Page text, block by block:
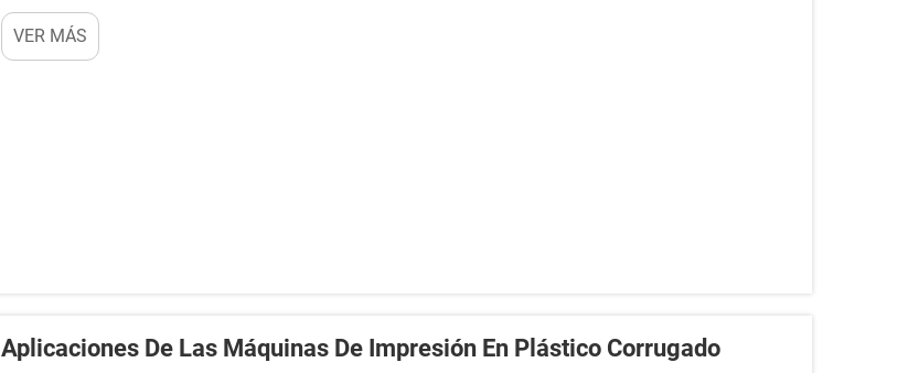
prendas. A partir de años de integración técnica y comentarios de clientes en PTSC, hemos
observado que la "b...
VER MÁS
Aplicaciones De Las Máquinas De Impresión En Plástico Corrugado